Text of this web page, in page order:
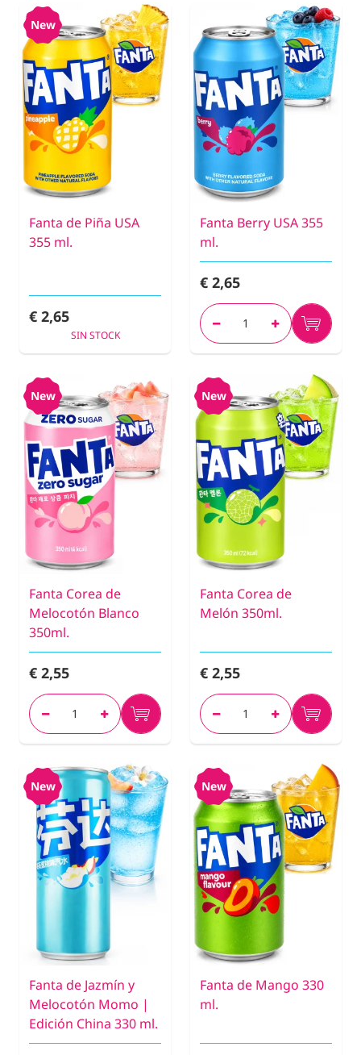
New
Fanta de Piña USA
355 ml.
€ 2,65
SIN STOCK
Fanta Berry USA 355
ml.
€ 2,65
New
Fanta Corea de
Melocotón Blanco
350ml.
€ 2,55
New
Fanta Corea de
Melón 350ml.
€ 2,55
New
Fanta de Jazmín y
Melocotón Momo |
Edición China 330 ml.
New
Fanta de Mango 330
ml.